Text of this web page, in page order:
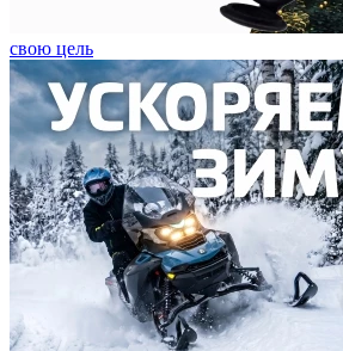
свою цель